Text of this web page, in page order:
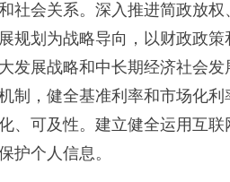
社会关系。深入推进简政放
规划为战略导向，以财政政
发展战略和中长期经济社会
制，健全基准利率和市场化
、可及性。建立健全运用互
护个人信息。